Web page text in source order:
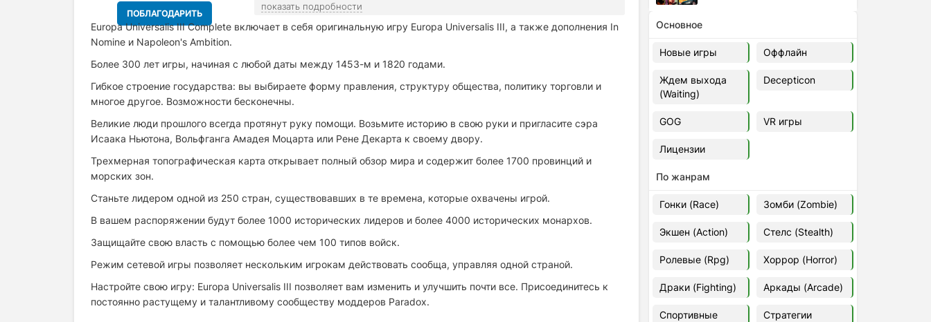
ПОБЛАГОДАРИТЬ
показать подробности
Europa Universalis III Complete включает в себя оригинальную игру Europa Universalis III, а также дополнения In
Nomine и Napoleon's Ambition.
Более 300 лет игры, начиная с любой даты между 1453-м и 1820 годами.
Гибкое строение государства: вы выбираете форму правления, структуру общества, политику торговли и
многое другое. Возможности бесконечны.
Великие люди прошлого всегда протянут руку помощи. Возьмите историю в свою руки и пригласите сэра
Исаака Ньютона, Вольфганга Амадея Моцарта или Рене Декарта к своему двору.
Трехмерная топографическая карта открывает полный обзор мира и содержит более 1700 провинций и
морских зон.
Станьте лидером одной из 250 стран, существовавших в те времена, которые охвачены игрой.
В вашем распоряжении будут более 1000 исторических лидеров и более 4000 исторических монархов.
Защищайте свою власть с помощью более чем 100 типов войск.
Режим сетевой игры позволяет нескольким игрокам действовать сообща, управляя одной страной.
Настройте свою игру: Europa Universalis III позволяет вам изменить и улучшить почти все. Присоединитесь к
постоянно растущему и талантливому сообществу моддеров Paradox.
Ghost of Tsushima: Director's Cut
v.1053.8.1023.1614 [RePack
Decepticon] (2024)
2024
Cyberpunk 2077
49.4 GB
Ghost of Tsushima: Director's Cut
v.1053.9.0623.1807 [Папка
Euro Truck Simulator 2 v.1.60.1.7s
[Папка игры] (2012)
37,77 Гб
Forza Horizon 5 v.688.044
[Папка игры] (2021)
2021
Основное
Новые игры Оффлайн
Ждем выхода
(Waiting)
Decepticon
GOG VR игры
Лицензии
По жанрам
Гонки (Race) Зомби (Zombie)
Экшен (Action) Стелс (Stealth)
Ролевые (Rpg) Хоррор (Horror)
Драки (Fighting) Аркады (Arcade)
Спортивные
Стратегии